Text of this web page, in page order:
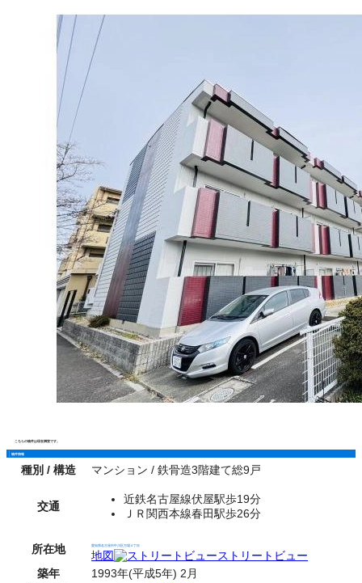
こちらの物件は現在満室です。
物件情報
種別 / 構造 マンション / 鉄骨造3階建て総9戸
交通
近鉄名古屋線伏屋駅歩19分
ＪＲ関西本線春田駅歩26分
所在地 愛知県名古屋市中川区万場４丁目
地図
ストリートビュー
築年
1993年(平成5年) 2月